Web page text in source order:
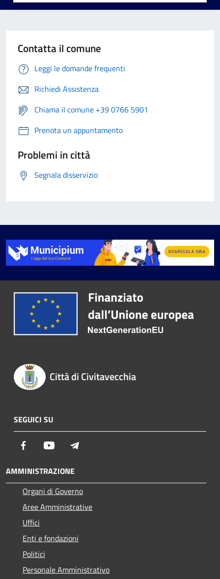
Contatta il comune
Leggi le domande frequenti
Richiedi Assistenza
Chiama il comune +39 0766 5901
Prenota un appuntamento
Problemi in città
Segnala disservizio
Città di Civitavecchia
SEGUICI SU
Facebook Youtube
AMMINISTRAZIONE
Organi di Governo
Aree Amministrative
Uffici
Enti e fondazioni
Politici
Personale Amministrativo